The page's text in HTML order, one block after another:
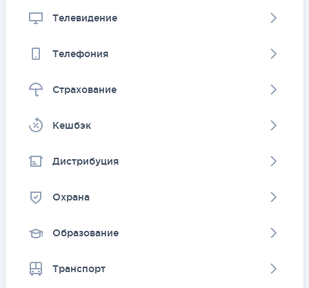
Телевидение
Телефония
Страхование
Kешбэк
Дистрибуция
Охрана
Образование
Транспорт